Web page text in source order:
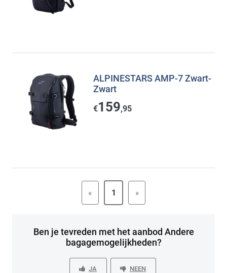
ALPINESTARS AMP-7 Zwart-
Zwart
€159,95
« 1 »
Ben je tevreden met het aanbod Andere
bagagemogelijkheden?
JA NEEN